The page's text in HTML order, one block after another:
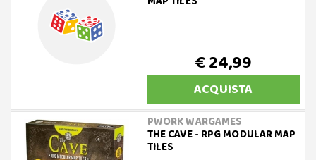
€ 24,99
ACQUISTA
PWORK WARGAMES
THE CAVE - RPG MODULAR MAP
TILES